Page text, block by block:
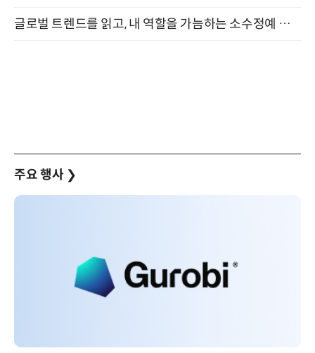
글로벌 트렌드를 읽고, 내 역할을 가늠하는 소수정예 실습 워크숍 (8/28)
주요 행사 ❯